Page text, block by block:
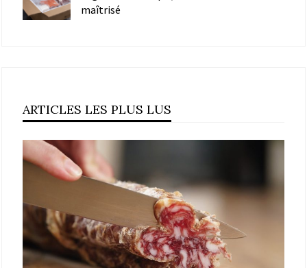
maîtrisé
ARTICLES LES PLUS LUS